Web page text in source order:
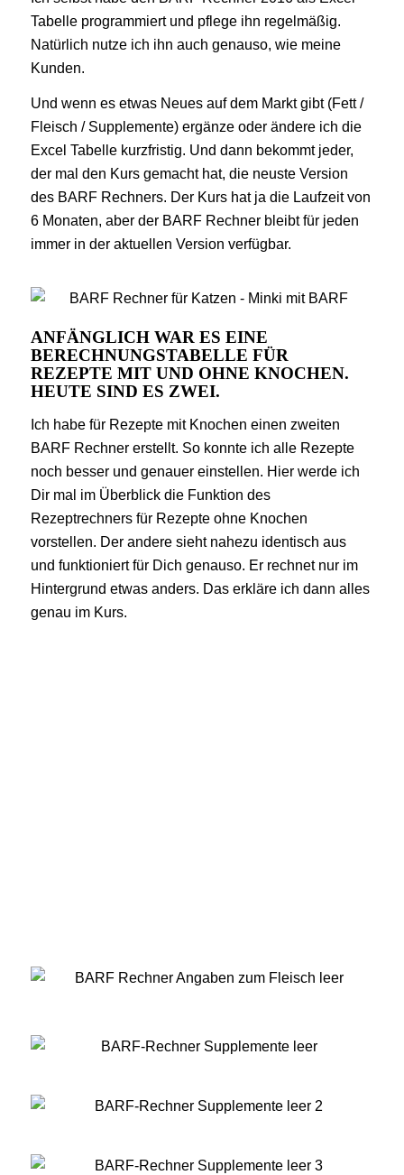
Tabelle programmiert und pflege ihn regelmäßig.
Natürlich nutze ich ihn auch genauso, wie meine
Kunden.
Und wenn es etwas Neues auf dem Markt gibt (Fett /
Fleisch / Supplemente) ergänze oder ändere ich die
Excel Tabelle kurzfristig. Und dann bekommt jeder,
der mal den Kurs gemacht hat, die neuste Version
des BARF Rechners. Der Kurs hat ja die Laufzeit von
6 Monaten, aber der BARF Rechner bleibt für jeden
immer in der aktuellen Version verfügbar.
ANFÄNGLICH WAR ES EINE
BERECHNUNGSTABELLE FÜR
REZEPTE MIT UND OHNE KNOCHEN.
HEUTE SIND ES ZWEI.
Ich habe für Rezepte mit Knochen einen zweiten
BARF Rechner erstellt. So konnte ich alle Rezepte
noch besser und genauer einstellen. Hier werde ich
Dir mal im Überblick die Funktion des
Rezeptrechners für Rezepte ohne Knochen
vorstellen. Der andere sieht nahezu identisch aus
und funktioniert für Dich genauso. Er rechnet nur im
Hintergrund etwas anders. Das erkläre ich dann alles
genau im Kurs.